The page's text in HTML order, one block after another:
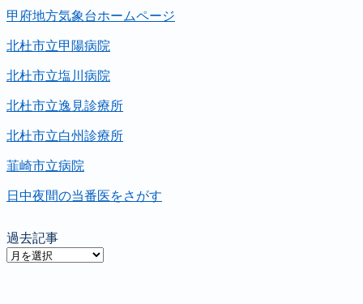
甲府地方気象台ホームページ
北杜市立甲陽病院
北杜市立塩川病院
北杜市立逸見診療所
北杜市立白州診療所
韮崎市立病院
日中夜間の当番医をさがす
過去記事
過